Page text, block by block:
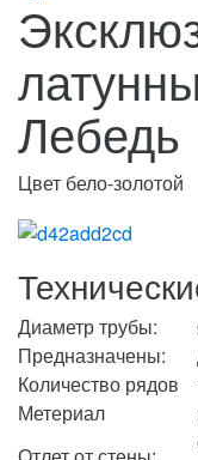
Лебедь
Цвет бело-золотой
Диаметр трубы:
Предназначены:
Количество рядов
Метериал